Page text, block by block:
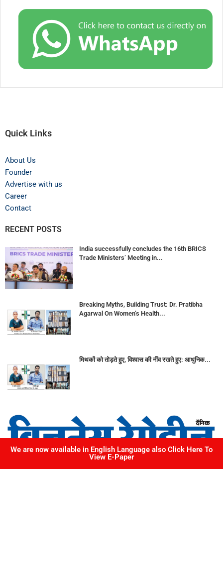
Quick Links
About Us
Founder
Advertise with us
Career
Contact
RECENT POSTS
India successfully concludes the 16th BRICS
Trade Ministers’ Meeting in...
Breaking Myths, Building Trust: Dr. Pratibha
Agarwal On Women’s Health...
मिथकों को तोड़ते हुए, विश्वास की नींव रखते हुए: आधुनिक...
We are now available in English Language also Click Here To
View E-Paper